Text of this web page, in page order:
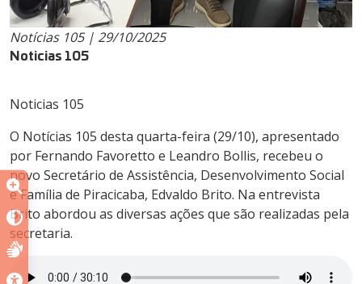
Notícias 105 | 29/10/2025
Noticias 105
Noticias 105
O Notícias 105 desta quarta-feira (29/10), apresentado
por Fernando Favoretto e Leandro Bollis, recebeu o
novo Secretário de Assistência, Desenvolvimento Social
e Família de Piracicaba, Edvaldo Brito. Na entrevista
Brito abordou as diversas ações que são realizadas pela
secretaria.